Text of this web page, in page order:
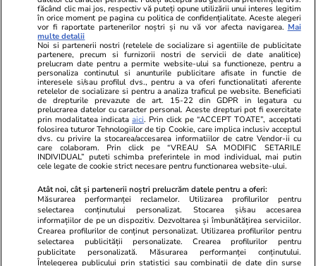
Ringier România
Libertatea pentru
Unica.ro
Program TV
Avantaje
ELLE
Gazeta Sporturilor
Stiri mondene
Calculator sarcina
Ajută Copiii
Locuri de muncă
Imobiliare.ro
Jobradar24
Imoradar24
Colecții Libertatea
Pariază responsabil! Decizia ONJN nr. 821/25.09.2025.
Jocurile de noroc sunt interzise minorilor.
© 2026 Ringier Romania. Toate drepturile rezervate
Actualizare preferințe cookies
făcând clic mai jos, respectiv vă puteți opune utilizării unui interes legitim
în orice moment pe pagina cu politica de confidențialitate. Aceste alegeri
vor fi raportate partenerilor noștri și nu vă vor afecta navigarea. Mai
multe detalii
Noi si partenerii nostri (retelele de socializare si agentiile de publicitate
partenere, precum si furnizorii nostri de servicii de date analitice)
prelucram date pentru a permite website-ului sa functioneze, pentru a
personaliza continutul si anunturile publicitare afisate in functie de
interesele si/sau profilul dvs., pentru a va oferi functionalitati aferente
retelelor de socializare si pentru a analiza traficul pe website. Beneficiati
de drepturile prevazute de art. 15-22 din GDPR in legatura cu
prelucrarea datelor cu caracter personal. Aceste drepturi pot fi exercitate
prin modalitatea indicataaici. Prin click pe “ACCEPT TOATE”, acceptati
folosirea tuturor Tehnologiilor de tip Cookie, care implica inclusiv acceptul
dvs. cu privire la stocarea/accesarea informatiilor de catre Vendor-ii cu
care colaboram. Prin click pe “VREAU SA MODIFIC SETARILE
INDIVIDUAL” puteti schimba preferintele in mod individual, mai putin
cele legate de cookie strict necesare pentru functionarea website-ului.
Atât noi, cât și partenerii noștri prelucrăm datele pentru a oferi:
Măsurarea performanței reclamelor. Utilizarea profilurilor pentru
selectarea conținutului personalizat. Stocarea și/sau accesarea
informațiilor de pe un dispozitiv. Dezvoltarea și îmbunătățirea serviciilor.
Crearea profilurilor de conținut personalizat. Utilizarea profilurilor pentru
selectarea publicității personalizate. Crearea profilurilor pentru
publicitate personalizată. Măsurarea performanței conținutului.
Înțelegerea publicului prin statistici sau combinații de date din surse